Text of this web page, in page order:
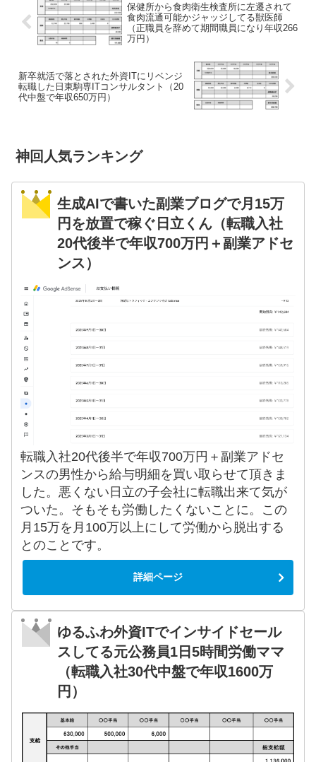
保健所から食肉衛生検査所に左遷されて
食肉流通可能かジャッジしてる獣医師
（正職員を辞めて期間職員になり年収266
万円）
新卒就活で落とされた外資ITにリベンジ
転職した日東駒専ITコンサルタント（20
代中盤で年収650万円）
神回人気ランキング
生成AIで書いた副業ブログで月15万
円を放置で稼ぐ日立くん（転職入社
20代後半で年収700万円＋副業アドセ
ンス）
転職入社20代後半で年収700万円＋副業アドセ
ンスの男性から給与明細を買い取らせて頂きま
した。悪くない日立の子会社に転職出来て気が
ついた。そもそも労働したくないことに。この
月15万を月100万以上にして労働から脱出する
とのことです。
詳細ページ
ゆるふわ外資ITでインサイドセール
スしてる元公務員1日5時間労働ママ
（転職入社30代中盤で年収1600万
円）